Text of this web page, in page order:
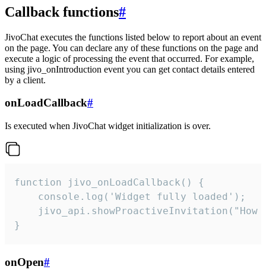
Callback functions#
JivoChat executes the functions listed below to report about an event
on the page. You can declare any of these functions on the page and
execute a logic of processing the event that occurred. For example,
using jivo_onIntroduction event you can get contact details entered
by a client.
onLoadCallback#
Is executed when JivoChat widget initialization is over.
function jivo_onLoadCallback() {
    console.log('Widget fully loaded');
jivo_api.showProactiveInvitation("How
}
onOpen#